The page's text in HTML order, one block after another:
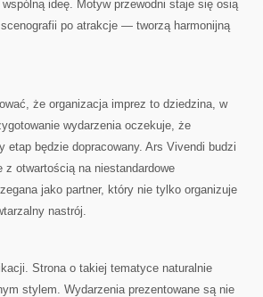
ideę. Motyw przewodni staje się osią
po atrakcje — tworzą harmonijną
że organizacja imprez to dziedzina, w
wydarzenia oczekuje, że
będzie dopracowany. Ars Vivendi budzi
otwartością na niestandardowe
jako partner, który nie tylko organizuje
nastrój.
Strona o takiej tematyce naturalnie
stylem. Wydarzenia prezentowane są nie